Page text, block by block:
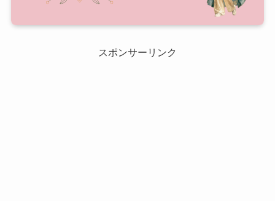
スポンサーリンク